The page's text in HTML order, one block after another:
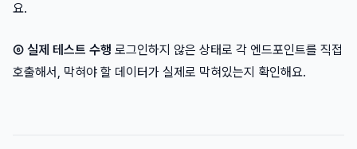
요.
⑥ 실제 테스트 수행 로그인하지 않은 상태로 각 엔드포인트를 직접
호출해서, 막혀야 할 데이터가 실제로 막혀있는지 확인해요.